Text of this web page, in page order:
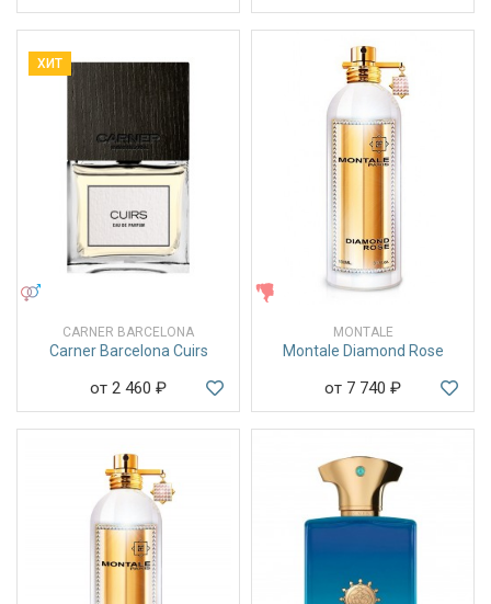
ХИТ
CARNER BARCELONA
Carner Barcelona Cuirs
от 2 460 ₽
ЖЕНСКИЕ
MONTALE
Montale Diamond Rose
от 7 740 ₽